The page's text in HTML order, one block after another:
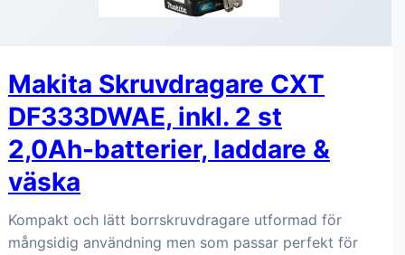
Makita Skruvdragare CXT
DF333DWAE, inkl. 2 st
2,0Ah-batterier, laddare &
väska
Kompakt och lätt borrskruvdragare utformad för
mångsidig användning men som passar perfekt för